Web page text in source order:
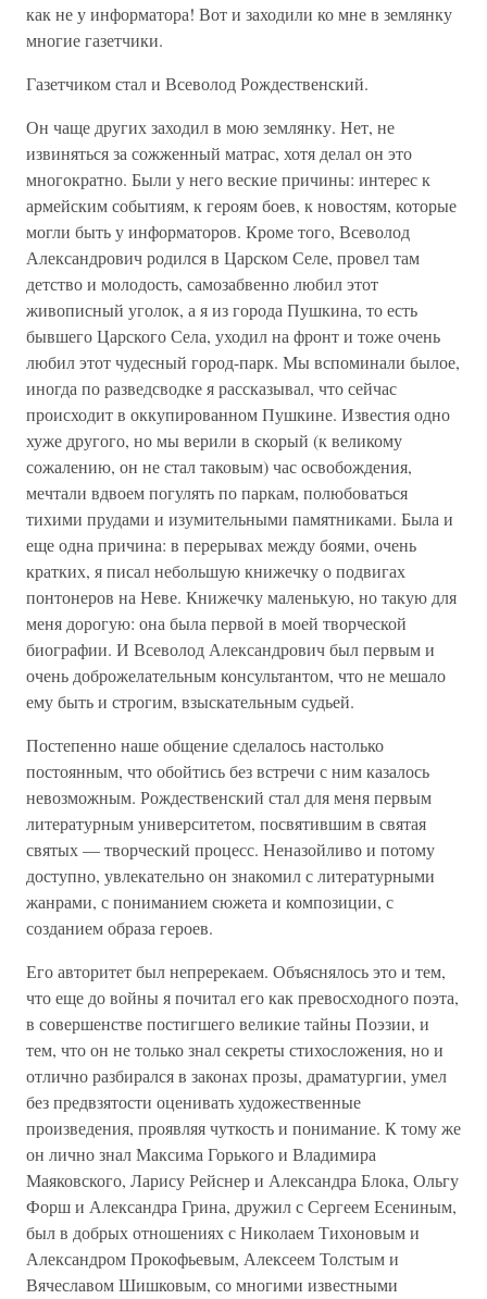
как не у информатора! Вот и заходили ко мне в землянку
многие газетчики.
Газетчиком стал и Всеволод Рождественский.
Он чаще других заходил в мою землянку. Нет, не
извиняться за сожженный матрас, хотя делал он это
многократно. Были у него веские причины: интерес к
армейским событиям, к героям боев, к новостям, которые
могли быть у информаторов. Кроме того, Всеволод
Александрович родился в Царском Селе, провел там
детство и молодость, самозабвенно любил этот
живописный уголок, а я из города Пушкина, то есть
бывшего Царского Села, уходил на фронт и тоже очень
любил этот чудесный город-парк. Мы вспоминали былое,
иногда по разведсводке я рассказывал, что сейчас
происходит в оккупированном Пушкине. Известия одно
хуже другого, но мы верили в скорый (к великому
сожалению, он не стал таковым) час освобождения,
мечтали вдвоем погулять по паркам, полюбоваться
тихими прудами и изумительными памятниками. Была и
еще одна причина: в перерывах между боями, очень
кратких, я писал небольшую книжечку о подвигах
понтонеров на Неве. Книжечку маленькую, но такую для
меня дорогую: она была первой в моей творческой
биографии. И Всеволод Александрович был первым и
очень доброжелательным консультантом, что не мешало
ему быть и строгим, взыскательным судьей.
Постепенно наше общение сделалось настолько
постоянным, что обойтись без встречи с ним казалось
невозможным. Рождественский стал для меня первым
литературным университетом, посвятившим в святая
святых — творческий процесс. Неназойливо и потому
доступно, увлекательно он знакомил с литературными
жанрами, с пониманием сюжета и композиции, с
созданием образа героев.
Его авторитет был непререкаем. Объяснялось это и тем,
что еще до войны я почитал его как превосходного поэта,
в совершенстве постигшего великие тайны Поэзии, и
тем, что он не только знал секреты стихосложения, но и
отлично разбирался в законах прозы, драматургии, умел
без предвзятости оценивать художественные
произведения, проявляя чуткость и понимание. К тому же
он лично знал Максима Горького и Владимира
Маяковского, Ларису Рейснер и Александра Блока, Ольгу
Форш и Александра Грина, дружил с Сергеем Есениным,
был в добрых отношениях с Николаем Тихоновым и
Александром Прокофьевым, Алексеем Толстым и
Вячеславом Шишковым, со многими известными